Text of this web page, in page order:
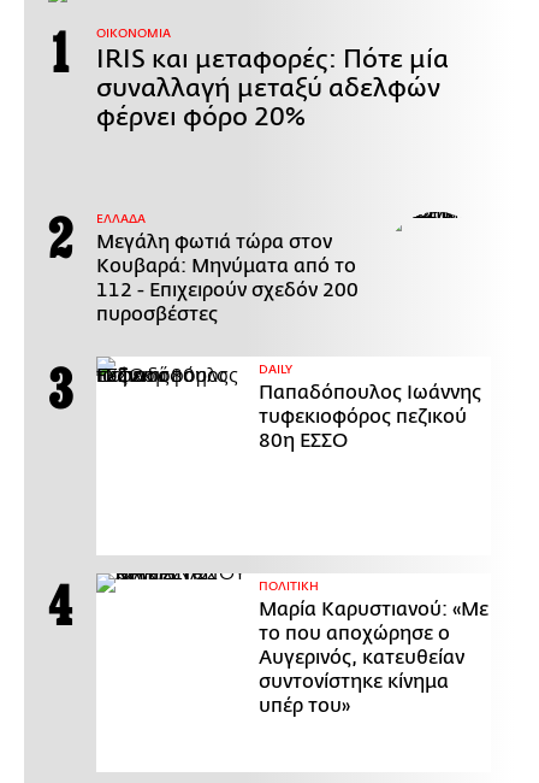
ΟΙΚΟΝΟΜΙΑ
IRIS και μεταφορές: Πότε μία
συναλλαγή μεταξύ αδελφών
φέρνει φόρο 20%
ΕΛΛΑΔΑ
Μεγάλη φωτιά τώρα στον
Κουβαρά: Μηνύματα από το
112 - Επιχειρούν σχεδόν 200
πυροσβέστες
DAILY
Παπαδόπουλος Ιωάννης
τυφεκιοφόρος πεζικού
80η ΕΣΣΟ
ΠΟΛΙΤΙΚΗ
Μαρία Καρυστιανού: «Με
το που αποχώρησε ο
Αυγερινός, κατευθείαν
συντονίστηκε κίνημα
υπέρ του»